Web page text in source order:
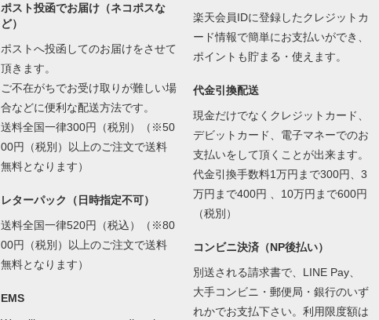
ポスト投函でお届け（ネコポスな
ど）
ポストへ投函してのお届けをさせて
頂きます。
ご不在がちでお受け取りが難しい場
合などに便利な配送方法です。
送料全国一律300円（税別）（※50
00円（税別）以上のご注文で送料
無料となります）
レターパック（日時指定不可）
送料全国一律520円（税込）（※80
00円（税別）以上のご注文で送料
無料となります）
EMS
楽天会員IDに登録したクレジットカ
ード情報で簡単にお支払いができ、
ポイントも貯まる・使えます。
代金引換配送
現金だけでなくクレジットカード、
デビットカード、電子マネーでのお
支払いをして頂くことが出来ます。
代金引換手数料1万円まで300円、3
万円まで400円 、10万円まで600円
（税別）
コンビニ決済（NP後払い）
別送される請求書で、LINE Pay、
大手コンビニ・郵便局・銀行のいず
れかでお支払下さい。利用限度額は